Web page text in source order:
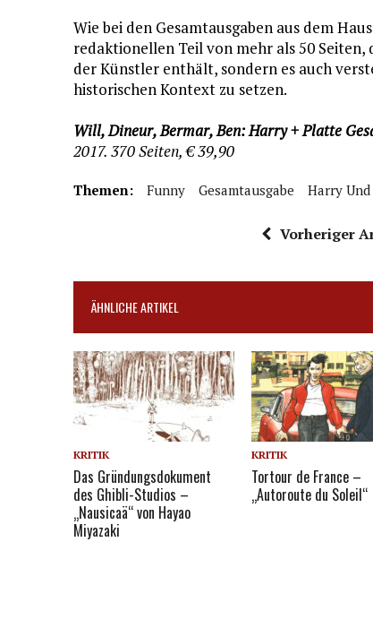
Wie bei den Gesamtausgaben aus dem
redaktionellen Teil von mehr als 50
der Künstler enthält, sondern es auch
historischen Kontext zu setzen.
Will, Dineur, Bermar, Ben: Harry + Platte
2017. 370 Seiten, € 39,90
Themen: Funny Gesamtausgabe Harry
Vorheriger
ÄHNLICHE ARTIKEL
KRITIK
Das Gründungsdokument
des Ghibli-Studios –
„Nausicaä“ von Hayao
Miyazaki
KRITIK
Tortour de France –
„Autoroute du Soleil“